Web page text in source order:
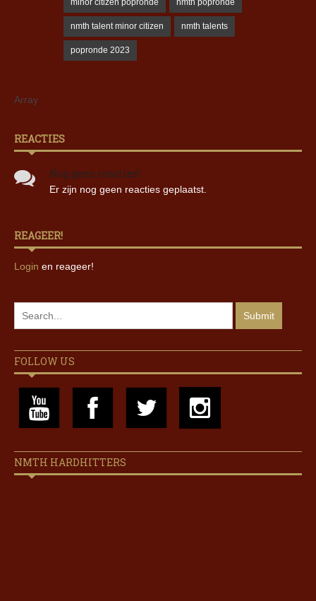
nmth talent minor citizen nmth talents
popronde 2023
Array
REACTIES
Nog geen reacties!
Er zijn nog geen reacties geplaatst.
REAGEER!
Login en reageer!
FOLLOW US
NMTH HARDHITTERS